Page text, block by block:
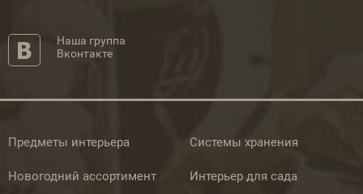
Наша группа
Вконтакте
Предметы интерьера
Новогодний ассортимент
Системы хранения
Интерьер для сада